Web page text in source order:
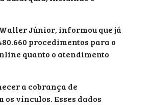
Júnior, informou que já
procedimentos para o
quanto o atendimento
a cobrança de
vínculos. Esses dados